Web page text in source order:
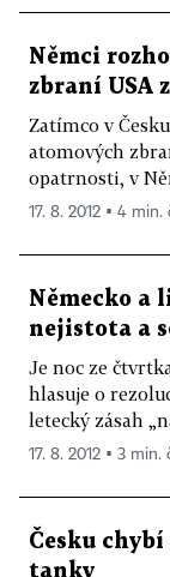
Němci
zbraní USA
Zatímco v
atomových
opatrnosti, v
17. 8. 2012 ▪ 4 min.
Německo a
nejistota a
Je noc ze
hlasuje o
letecký zásah
17. 8. 2012 ▪ 3 min.
Česku
tanky